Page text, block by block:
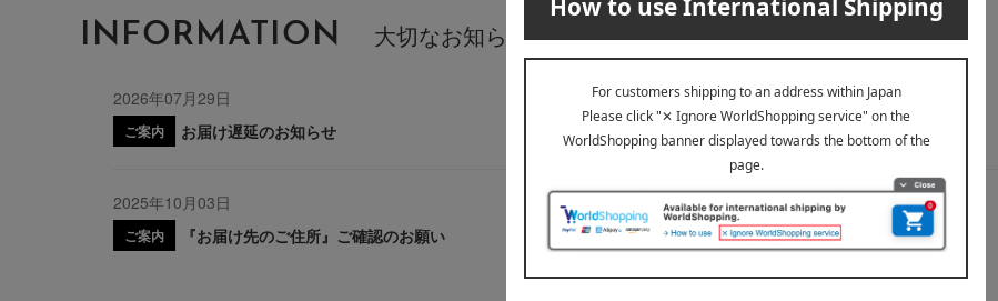
INFORMATION 大切なお知らせ
2026年07月29日
ご案内 お届け遅延のお知らせ
2025年10月03日
ご案内 『お届け先のご住所』ご確認のお願い